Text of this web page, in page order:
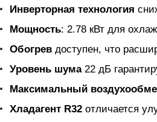
Инверторная технология
Мощность: 2.78 кВт для
Обогрев доступен, что
Уровень шума22 дБ
Максимальный
Хладагент R32 отличается